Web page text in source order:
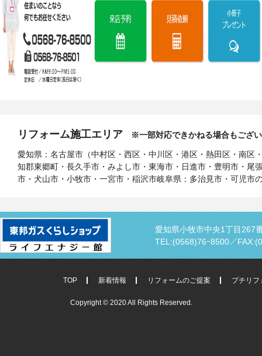
リフォーム施工エリア ※一部対応できかねる場合もござ
愛知県：名古屋市（中村区・西区・中川区・港区・熱田区・南
知郡東郷町・長久手市・みよし市・東海市・日進市・豊明市・
市・犬山市・小牧市・一宮市・稲沢市岐阜県：多治見市・可児市
愛知県小牧市中央1丁目267
TEL:(0568)76ｰ8500／
TOP 新着情報 リフォームのご提案 プチリフ
Copyright © 2020 All Rights Reserved.